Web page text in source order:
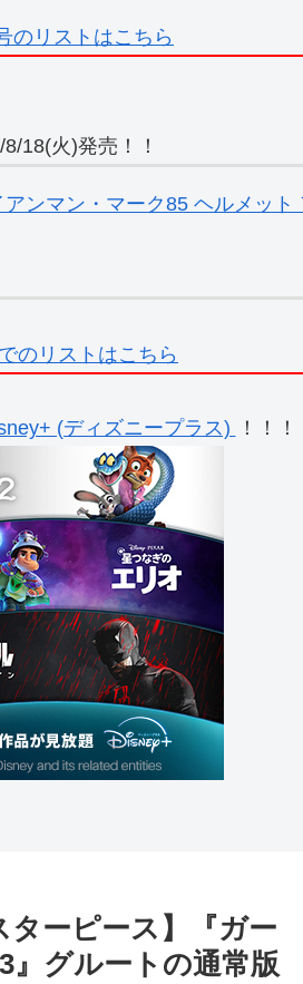
のリストはこちら
18(火)発売！！
ンマン・マーク85 ヘルメッ
のリストはこちら
(ディズニープラス) ！！！
ーピース】『ガー
』グルートの通常版